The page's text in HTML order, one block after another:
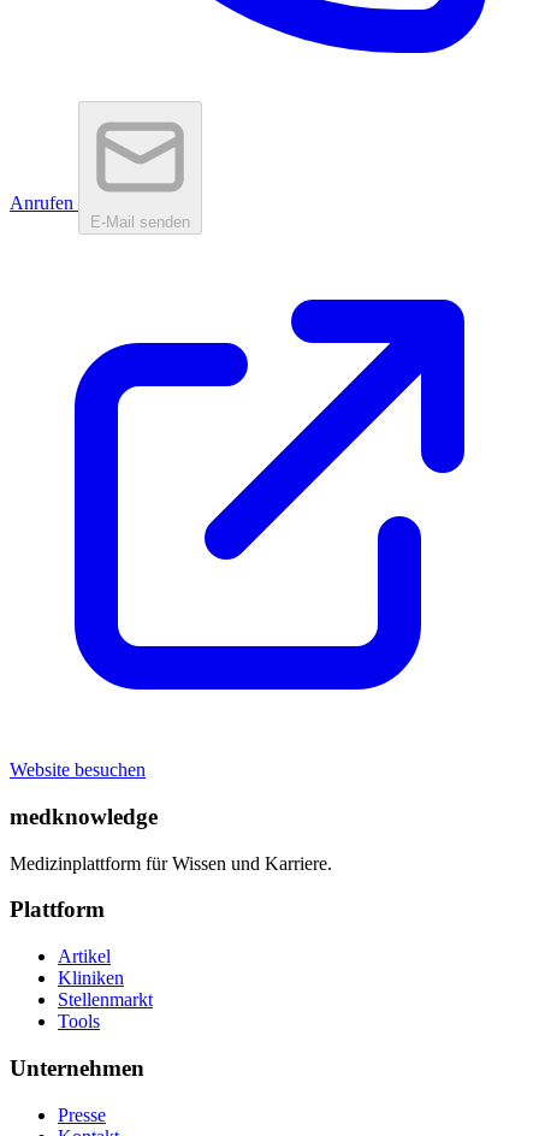
Anrufen
E-Mail senden
Website besuchen
medknowledge
Medizinplattform für Wissen und Karriere.
Plattform
Artikel
Kliniken
Stellenmarkt
Tools
Unternehmen
Presse